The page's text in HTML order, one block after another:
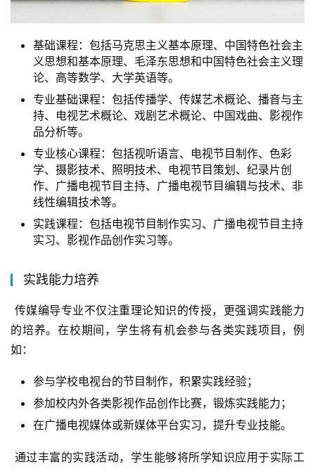
基础课程：包括马克思主义基本原理、中国特色社会主
义思想和基本原理、毛泽东思想和中国特色社会主义理
论、高等数学、大学英语等。
专业基础课程：包括传播学、传媒艺术概论、播音与主
持、电视艺术概论、戏剧艺术概论、中国戏曲、影视作
品分析等。
专业核心课程：包括视听语言、电视节目制作、色彩
学、摄影技术、照明技术、电视节目策划、纪录片创
作、广播电视节目主持、广播电视节目编辑与技术、非
线性编辑技术等。
实践课程：包括电视节目制作实习、广播电视节目主持
实习、影视作品创作实习等。
实践能力培养
的培养。在校期间，学生将有机会参与各类实践项目，例
如：
参与学校电视台的节目制作，积累实践经验；
参加校内外各类影视作品创作比赛，锻炼实践能力；
在广播电视媒体或新媒体平台实习，提升专业技能。